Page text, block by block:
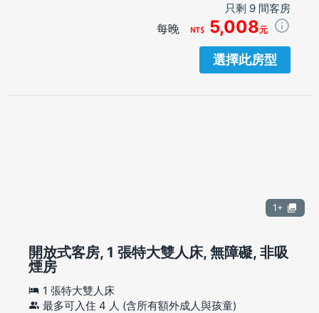
只剩 9 間客房
每晚 5,008元
選擇此房型
1+
開放式客房, 1 張特大雙人床, 無障礙, 非吸
煙房
1 張特大雙人床
最多可入住 4 人 (含所有額外成人與孩童)